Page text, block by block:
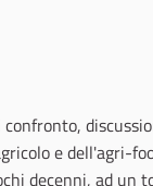
e dell'agri-
decenni, ad un